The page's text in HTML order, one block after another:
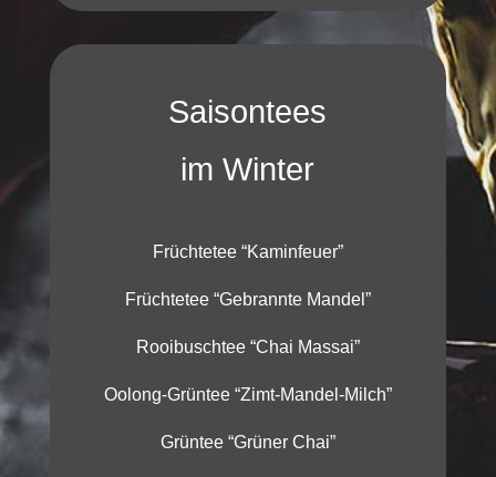
Saisontees
im Winter
Früchtetee “Kaminfeuer”
Früchtetee “Gebrannte Mandel”
Rooibuschtee “Chai Massai”
Oolong-Grüntee “Zimt-Mandel-Milch”
Grüntee “Grüner Chai”